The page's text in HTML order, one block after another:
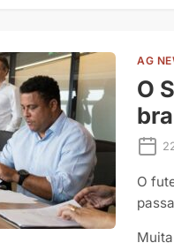
AG
O
O